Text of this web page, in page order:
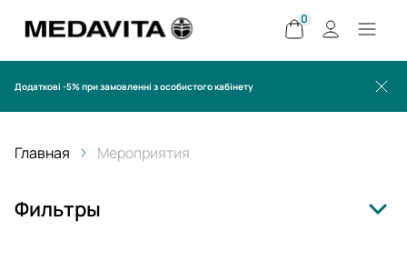
0
Додаткові -5% при замовленні з особистого кабінету
Главная Мероприятия
Фильтры